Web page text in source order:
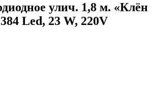
улич. 1,8 м. «Клён
Led, 23 W, 220V